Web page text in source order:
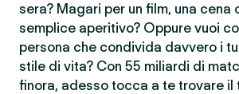
sera? Magari per un film, una cena
semplice aperitivo? Oppure vuoi
persona che condivida davvero i
stile di vita? Con 55 miliardi di
finora, adesso tocca a te trovare il